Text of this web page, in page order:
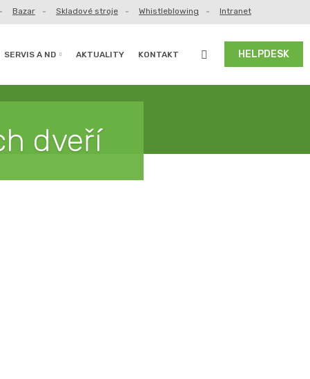
Bazar Skladové stroje Whistleblowing Intranet
SERVIS A ND AKTUALITY KONTAKT Vyhledávání
HELPDESK
dveří